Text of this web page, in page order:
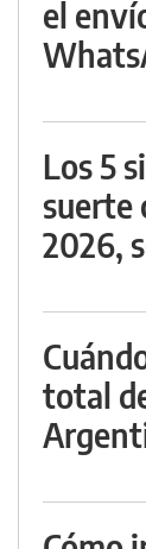
el
Los 5
suerte
2026,
total